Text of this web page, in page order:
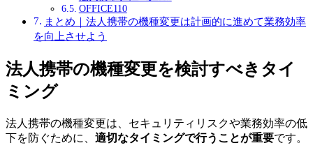
OFFICE110
まとめ｜法人携帯の機種変更は計画的に進めて業務効率
を向上させよう
法人携帯の機種変更を検討すべきタイ
ミング
法人携帯の機種変更は、セキュリティリスクや業務効率の低
下を防ぐために、 適切なタイミングで行うことが重要です。